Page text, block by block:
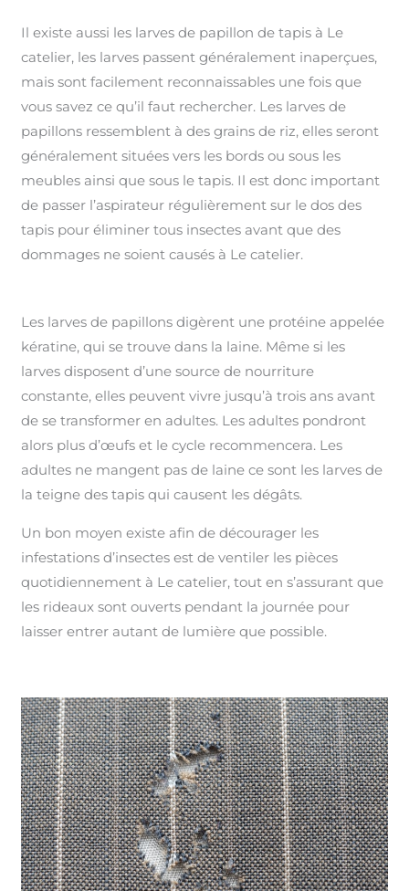
Il existe aussi les larves de papillon de tapis à Le
catelier, les larves passent généralement inaperçues,
mais sont facilement reconnaissables une fois que
vous savez ce qu’il faut rechercher. Les larves de
papillons ressemblent à des grains de riz, elles seront
généralement situées vers les bords ou sous les
meubles ainsi que sous le tapis. Il est donc important
de passer l’aspirateur régulièrement sur le dos des
tapis pour éliminer tous insectes avant que des
dommages ne soient causés à Le catelier.
Les larves de papillons digèrent une protéine appelée
kératine, qui se trouve dans la laine. Même si les
larves disposent d’une source de nourriture
constante, elles peuvent vivre jusqu’à trois ans avant
de se transformer en adultes. Les adultes pondront
alors plus d’œufs et le cycle recommencera. Les
adultes ne mangent pas de laine ce sont les larves de
la teigne des tapis qui causent les dégâts.
Un bon moyen existe afin de décourager les
infestations d’insectes est de ventiler les pièces
quotidiennement à Le catelier, tout en s’assurant que
les rideaux sont ouverts pendant la journée pour
laisser entrer autant de lumière que possible.